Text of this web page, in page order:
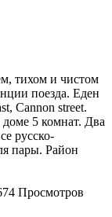
тихом и чистом
поезда. Еден
Cannon street.
5 комнат. Два
русско-
пары. Район
Просмотров